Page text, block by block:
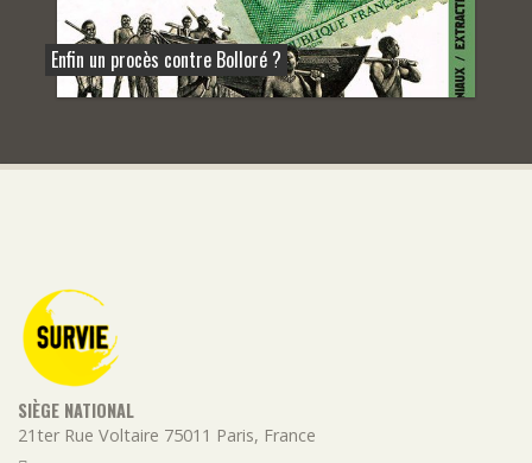
Enfin un procès contre Bolloré ?
SIÈGE NATIONAL
21ter Rue Voltaire 75011 Paris, France